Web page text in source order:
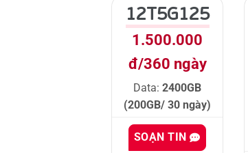
12T5G125
1.500.000
đ/360 ngày
Data:2400GB
(200GB/ 30 ngày)
SOẠN TIN